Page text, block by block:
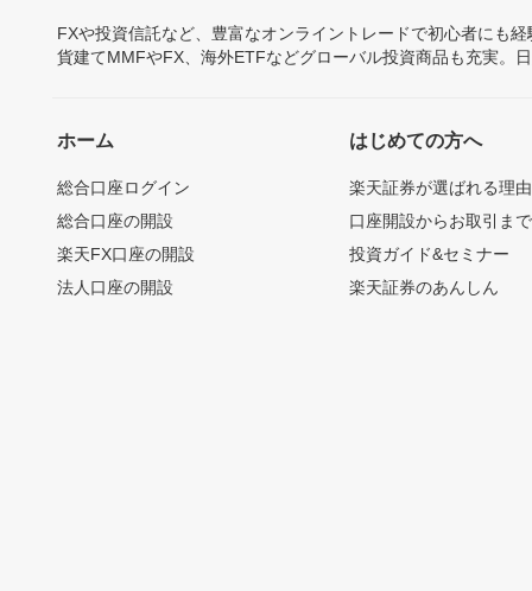
FXや投資信託など、豊富なオンライントレードで初心者にも
貨建てMMFやFX、海外ETFなどグローバル投資商品も充実。
ホーム
総合口座ログイン
総合口座の開設
楽天FX口座の開設
法人口座の開設
はじめての方へ
楽天証券が選ばれる理由
口座開設からお取引ま
投資ガイド&セミナー
楽天証券のあんしん